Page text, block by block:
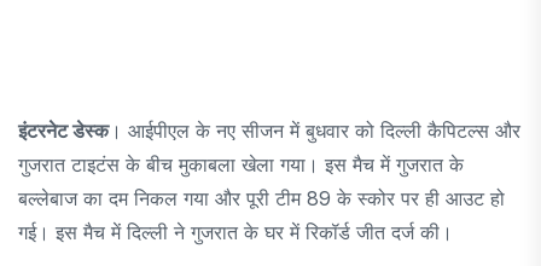
इंटरनेट डेस्क। आईपीएल के नए सीजन में बुधवार को दिल्ली कैपिटल्स और
गुजरात टाइटंस के बीच मुकाबला खेला गया। इस मैच में गुजरात के
बल्लेबाज का दम निकल गया और पूरी टीम 89 के स्कोर पर ही आउट हो
गई। इस मैच में दिल्ली ने गुजरात के घर में रिकॉर्ड जीत दर्ज की।